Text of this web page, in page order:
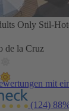
Only Stil-
de la Cruz
mit
(124)